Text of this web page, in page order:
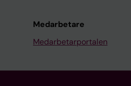
Medarbetare
Medarbetarportalen